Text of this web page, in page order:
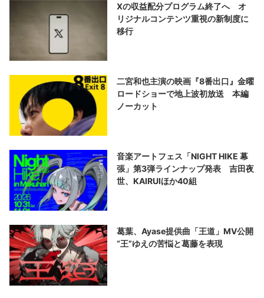
Xの収益配分プログラム終了へ オ
リジナルコンテンツ重視の新制度に
移行
二宮和也主演の映画『8番出口』金曜
ロードショーで地上波初放送 本編
ノーカット
音楽アートフェス「NIGHT HIKE 幕
張」第3弾ラインナップ発表 吉田夜
世、KAIRUIほか40組
葛葉、Ayase提供曲「王道」MV公開
“王”ゆえの苦悩と葛藤を表現